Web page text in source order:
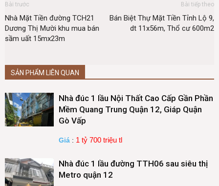
Bài trước
Nhà Mặt Tiền đường TCH21
Dương Thị Mười khu mua bán
sầm uất 15mx23m
Bài tiếp theo
Bán Biệt Thự Mặt Tiền Tỉnh Lộ 9,
dt 11x56m, Thổ cư 600m2
SẢN PHẨM LIÊN QUAN
Nhà đúc 1 lầu Nội Thất Cao Cấp Gần Phần
Mềm Quang Trung Quận 12, Giáp Quận
Gò Vấp
Giá : 1 tỷ 700 triệu tl
Nhà đúc 1 lầu đường TTH06 sau siêu thị
Metro quận 12